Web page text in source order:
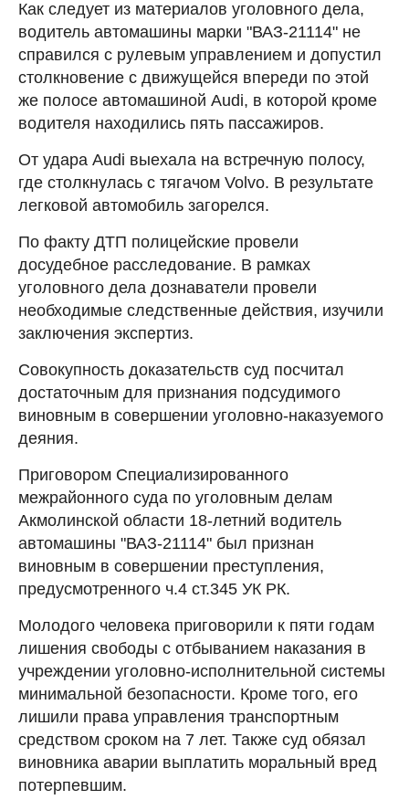
Как следует из материалов уголовного дела,
водитель автомашины марки "ВАЗ-21114" не
справился с рулевым управлением и допустил
столкновение с движущейся впереди по этой
же полосе автомашиной Audi, в которой кроме
водителя находились пять пассажиров.
От удара Audi выехала на встречную полосу,
где столкнулась с тягачом Volvo. В результате
легковой автомобиль загорелся.
По факту ДТП полицейские провели
досудебное расследование. В рамках
уголовного дела дознаватели провели
необходимые следственные действия, изучили
заключения экспертиз.
Совокупность доказательств суд посчитал
достаточным для признания подсудимого
виновным в совершении уголовно-наказуемого
деяния.
Приговором Специализированного
межрайонного суда по уголовным делам
Акмолинской области 18-летний водитель
автомашины "ВАЗ-21114" был признан
виновным в совершении преступления,
предусмотренного ч.4 ст.345 УК РК.
Молодого человека приговорили к пяти годам
лишения свободы с отбыванием наказания в
учреждении уголовно-исполнительной системы
минимальной безопасности. Кроме того, его
лишили права управления транспортным
средством сроком на 7 лет. Также суд обязал
виновника аварии выплатить моральный вред
потерпевшим.